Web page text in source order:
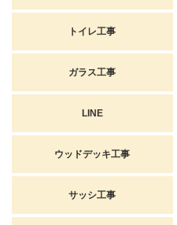
トイレ工事
ガラス工事
LINE
ウッドデッキ工事
サッシ工事